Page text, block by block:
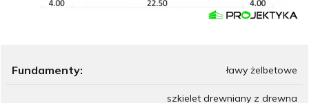
Fundamenty: ławy żelbetowe
szkielet drewniany z drewna